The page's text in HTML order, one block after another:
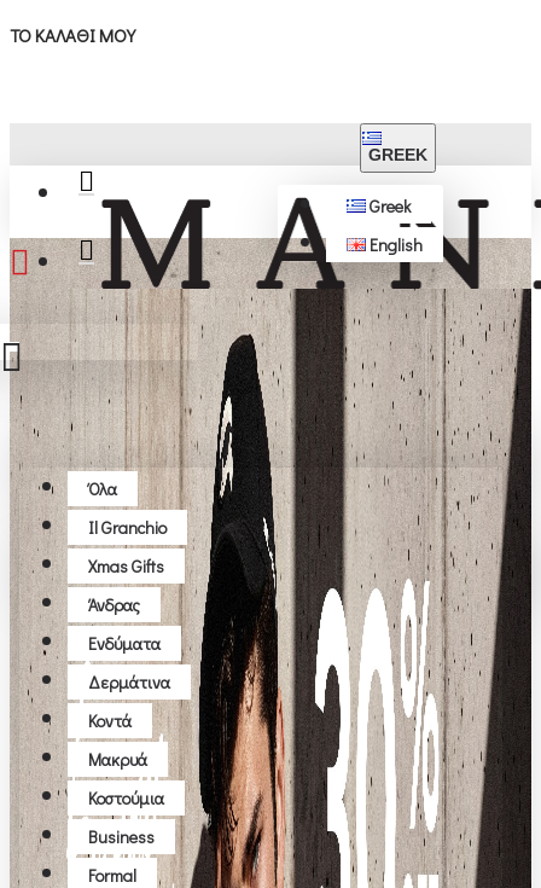
ΤΟ ΚΑΛΆΘΙ ΜΟΥ
ΔΩΡΕΆΝ ΜΕΤΑΦΟΡΙΚΆ ΆΝΩ ΤΩΝ 50€
GREEK
Greek
English
Όλα
Όλα
Il Granchio
Xmas Gifts
Άνδρας
Ενδύματα
Δερμάτινα
Κοντά
Μακρυά
Κοστούμια
Business
Formal
Το καλάθι αγορών είναι άδειο!